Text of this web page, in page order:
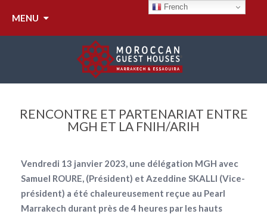
MENU
RENCONTRE ET PARTENARIAT ENTRE
MGH ET LA FNIH/ARIH
Vendredi 13 janvier 2023, une délégation MGH avec
Samuel ROURE, (Président) et Azeddine SKALLI (Vice-
président) a été chaleureusement reçue au Pearl
Marrakech durant près de 4 heures par les hauts
French